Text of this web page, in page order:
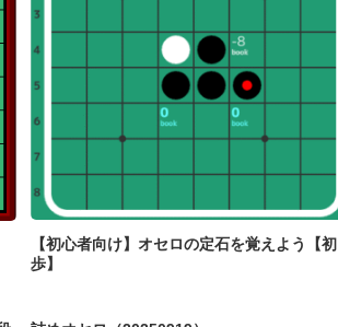
【初心者向け】オセロの定石を覚えよう【初
歩】